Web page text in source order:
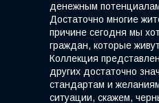
денежным
Достаточно многие
причине сегодня мы
граждан, которые
Коллекция
других достаточно
стандартам и
ситуации, скажем,